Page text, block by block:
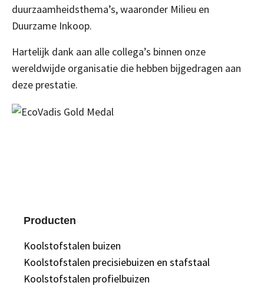
duurzaamheidsthema’s, waaronder Milieu en
Duurzame Inkoop.
Hartelijk dank aan alle collega’s binnen onze
wereldwijde organisatie die hebben bijgedragen aan
deze prestatie.
Producten
Koolstofstalen buizen
Koolstofstalen precisiebuizen en stafstaal
Koolstofstalen profielbuizen